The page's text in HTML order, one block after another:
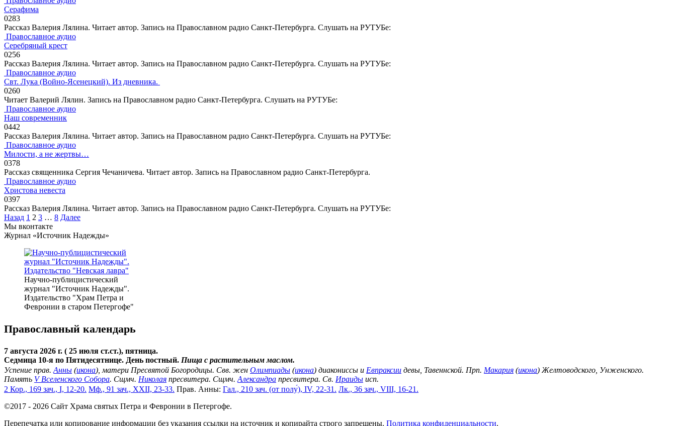
Серафима
0283
Рассказ Валерия Лялина. Читает автор. Запись на Православном радио Санкт-Петербурга. Слушать на РУТУБе:
Православное аудио
Серебряный крест
0256
Рассказ Валерия Лялина. Читает автор. Запись на Православном радио Санкт-Петербурга. Слушать на РУТУБе:
Православное аудио
Свт. Лука (Войно-Ясенецкий). Из дневника.
0260
Читает Валерий Лялин. Запись на Православном радио Санкт-Петербурга. Слушать на РУТУБе:
Православное аудио
Наш современник
0442
Рассказ Валерия Лялина. Читает автор. Запись на Православном радио Санкт-Петербурга. Слушать на РУТУБе:
Православное аудио
Милости, а не жертвы…
0378
Рассказ священника Сергия Чечаничева. Читает автор. Запись на Православном радио Санкт-Петербурга.
Православное аудио
Христова невеста
0397
Рассказ Валерия Лялина. Читает автор. Запись на Православном радио Санкт-Петербурга. Слушать на РУТУБе:
Пагинация
записей
Назад 1 2 3 … 8 Далее
Мы вконтакте
Журнал «Источник Надежды»
Научно-публицистический
журнал "Источник Надежды".
Издательство "Храм Петра и
Февронии в старом Петергофе"
Православный календарь
7 августа 2026 г. ( 25 июля ст.ст.), пятница.
Седмица 10-я по Пятидесятнице. День постный. Пища с растительным маслом.
Успение прав. Анны (икона), матери Пресвятой Богородицы. Свв. жен Олимпиады (икона) диакониссы и Евпраксии девы, Тавеннской. Прп. Макария (икона) Желтоводского, Унженского.
Память V Вселенского Собора. Сщмч. Николая пресвитера. Сщмч. Александра пресвитера. Св. Ираиды исп.
2 Кор., 169 зач., I, 12-20. Мф., 91 зач., XXII, 23-33. Прав. Анны: Гал., 210 зач. (от полу́), IV, 22-31. Лк., 36 зач., VIII, 16-21.
©2017 - 2026 Сайт Храма святых Петра и Февронии в Петергофе.
Перепечатка или копирование информации без указания ссылки на источник и копирайта строго запрещены. Политика конфиденциальности.